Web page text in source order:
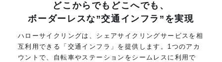
どこからでもどこへでも、
ボーダーレスな”交通インフラ”を実現
ハローサイクリングは、シェアサイクリングサービスを相
互利用できる「交通インフラ」を提供します。1つのアカ
ウントで、自転車やステーションをシームレスに利用で